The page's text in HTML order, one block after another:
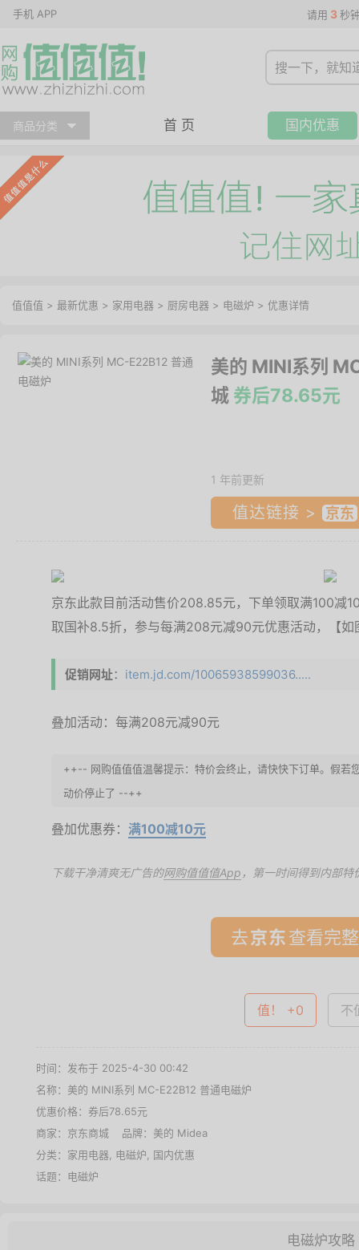
手机 APP 请用 3 秒
商品分类 首 页 国内优惠
值值值 > 最新优惠 > 家用电器 > 厨房电器 > 电磁炉 > 优惠详情
美的 MINI系列
城 券后78.65元
1 年前更新
值达链接 >
京东此款目前活动售价208.85元，下单领取满100减
取国补8.5折，参与每满208元减90元优惠活动，【
促销网址： item.jd.com/10065938599036.....
叠加活动：每满208元减90元
++-- 网购值值值温馨提示：特价会终止，请快快下订单。假若
动价停止了 --++
叠加优惠券： 满100减10元
下载干净清爽无广告的网购值值值App ，第一时间得到内部特
去 查看完
值！ +0 不
时间：发布于 2025-4-30 00:42
名称： 美的 MINI系列 MC-E22B12 普通电磁炉
优惠价格： 券后78.65元
商家： 京东商城 品牌： 美的 Midea
分类： 家用电器 电磁炉
国内优惠
话题： 电磁炉
电磁炉攻略